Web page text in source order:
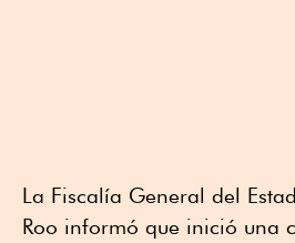
La Fiscalía General del
Roo informó que inició una